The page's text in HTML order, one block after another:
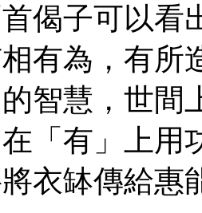
子可以看
有為，有所
智慧，世間
「有」上用
衣缽傳給惠